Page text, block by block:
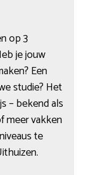
op 3
je jouw
Een
studie? Het
– bekend als
meer vakken
te